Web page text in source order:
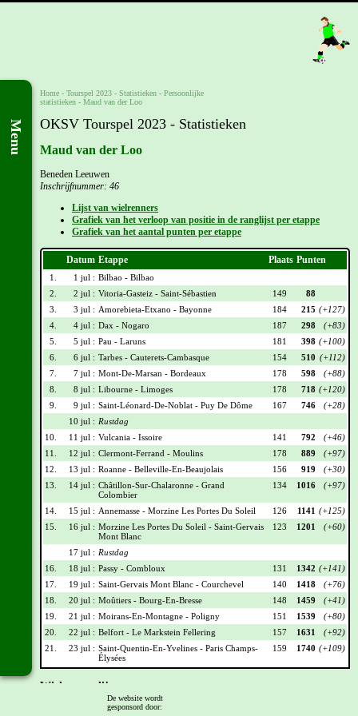
Menu
Home - Tourspel 2023 - Statistieken - Persoonlijke
statistieken - Maud van der Loo
OKSV Tourspel 2023 - Statistieken
Maud van der Loo
Beneden Leeuwen
Inschrijfnummer: 46
Lijst van wielrenners
Grafiek van het verloop van positie in de ranglijst per etappe
Grafiek van het aantal punten per etappe
Datum Etappe Plaats Punten
1. 1 jul : Bilbao - Bilbao
2.
2 jul : Vitoria-Gasteiz - Saint-Sébastien 149
88
3.
3 jul : Amorebieta-Etxano - Bayonne 184 215 (+127)
4.
4 jul : Dax - Nogaro 187 298
(+83)
5.
5 jul : Pau - Laruns 181 398 (+100)
6.
6 jul : Tarbes - Cauterets-Cambasque 154 510 (+112)
7.
7 jul : Mont-De-Marsan - Bordeaux 178 598
(+88)
8.
8 jul : Libourne - Limoges 178 718 (+120)
9.
9 jul : Saint-Léonard-De-Noblat - Puy De Dôme 167 746
(+28)
10 jul : Rustdag
10.
11 jul : Vulcania - Issoire 141 792
(+46)
11.
12 jul : Clermont-Ferrand - Moulins 178 889
(+97)
12.
13 jul : Roanne - Belleville-En-Beaujolais 156 919
(+30)
13.
14 jul : Châtillon-Sur-Chalaronne - Grand
Colombier
134 1016 (+97)
14. 15 jul : Annemasse - Morzine Les Portes Du Soleil 126 1141 (+125)
15.
16 jul : Morzine Les Portes Du Soleil - Saint-Gervais
Mont Blanc
123 1201 (+60)
17 jul : Rustdag
16.
18 jul : Passy - Combloux 131 1342 (+141)
17.
19 jul : Saint-Gervais Mont Blanc - Courchevel 140 1418
(+76)
18.
20 jul : Moûtiers - Bourg-En-Bresse 148 1459
(+41)
19.
21 jul : Moirans-En-Montagne - Poligny 151 1539
(+80)
20.
22 jul : Belfort - Le Markstein Fellering 157 1631
(+92)
21.
23 jul : Saint-Quentin-En-Yvelines - Paris Champs-
Élysées
159 1740 (+109)
Wielrennerslijst
De website wordt
gesponsord door: